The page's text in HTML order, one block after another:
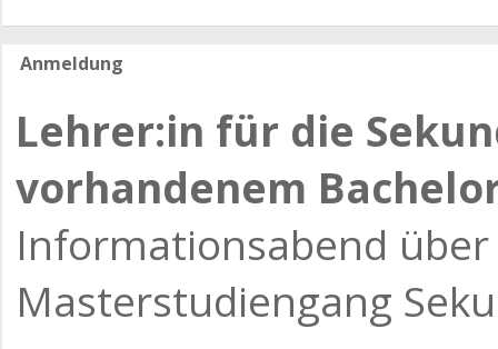
Anmeldung
Lehrer:in für die
vorhandenem
Informationsabend
Masterstudiengang